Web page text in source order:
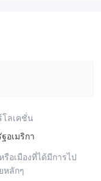
โลเคชั่น
อเมริกา
รือเมืองที่ได้มีการไป
หลักๆ